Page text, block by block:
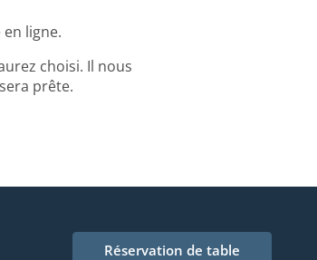
ligne.
choisi. Il nous
prête.
Réservation de table